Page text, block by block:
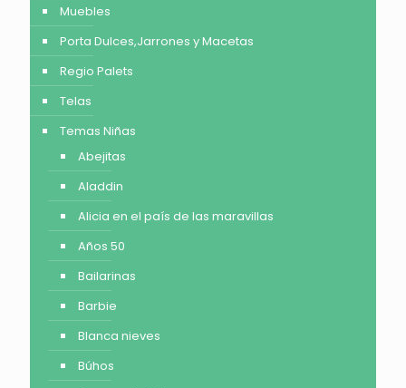
Muebles
Porta Dulces,Jarrones y Macetas
Regio Palets
Telas
Temas Niñas
Abejitas
Aladdin
Alicia en el país de las maravillas
Años 50
Bailarinas
Barbie
Blanca nieves
Búhos